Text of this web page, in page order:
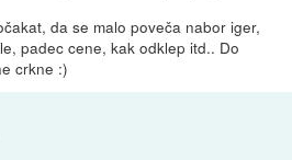
da se malo poveča nabor iger,
padec cene, kak odklep itd.. Do
crkne :)